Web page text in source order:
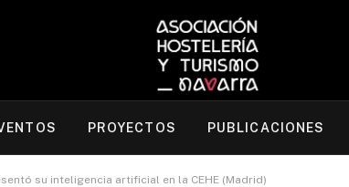
PROYECTOS PUBLICACIONES
su inteligencia artificial en la CEHE (Madrid)